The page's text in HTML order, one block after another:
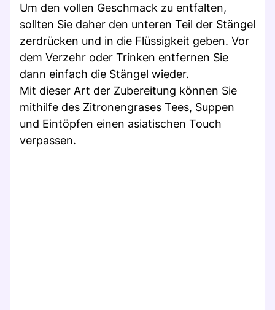
Um den vollen Geschmack zu entfalten,
sollten Sie daher den unteren Teil der Stängel
zerdrücken und in die Flüssigkeit geben. Vor
dem Verzehr oder Trinken entfernen Sie
dann einfach die Stängel wieder.
Mit dieser Art der Zubereitung können Sie
mithilfe des Zitronengrases Tees, Suppen
und Eintöpfen einen asiatischen Touch
verpassen.